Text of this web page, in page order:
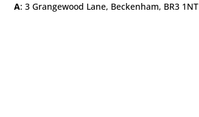
A: 3 Grangewood Lane, Beckenham, BR3 1NT